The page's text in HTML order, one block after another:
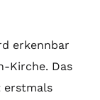
erkennbar
Kirche. Das
erstmals